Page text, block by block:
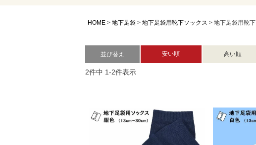
HOME 地下足袋 地下足袋用靴下ソックス 地下足袋用靴下
並び替え 安い順 高い順
2件中 1-2件表示